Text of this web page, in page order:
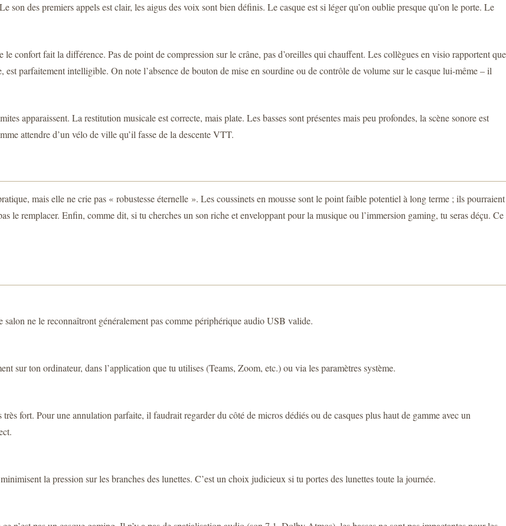
des premiers appels est clair, les aigus des voix sont bien définis. Le casque est si léger qu’on oublie presque qu’on le porte. Le
confort fait la différence. Pas de point de compression sur le crâne, pas d’oreilles qui chauffent. Les collègues en visio rapportent que
parfaitement intelligible. On note l’absence de bouton de mise en sourdine ou de contrôle de volume sur le casque lui-même – il
apparaissent. La restitution musicale est correcte, mais plate. Les basses sont présentes mais peu profondes, la scène sonore est
attendre d’un vélo de ville qu’il fasse de la descente VTT.
mais elle ne crie pas « robustesse éternelle ». Les coussinets en mousse sont le point faible potentiel à long terme ; ils pourraient
le remplacer. Enfin, comme dit, si tu cherches un son riche et enveloppant pour la musique ou l’immersion gaming, tu seras déçu. Ce
ne le reconnaîtront généralement pas comme périphérique audio USB valide.
sur ton ordinateur, dans l’application que tu utilises (Teams, Zoom, etc.) ou via les paramètres système.
fort. Pour une annulation parfaite, il faudrait regarder du côté de micros dédiés ou de casques plus haut de gamme avec un
la pression sur les branches des lunettes. C’est un choix judicieux si tu portes des lunettes toute la journée.